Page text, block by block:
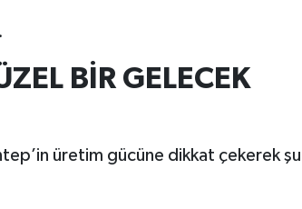
BİR GELECEK
üretim gücüne dikkat çekerek şu